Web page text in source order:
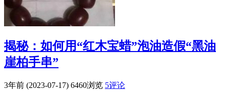
揭秘：如何用“红木宝蜡”泡油造假“黑油
崖柏手串”
3年前 (2023-07-17) 6460浏览 5评论